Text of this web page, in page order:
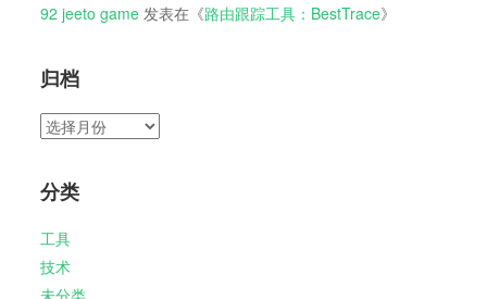
92 jeeto game发表在《路由跟踪工具：BestTrace》
归档
归
分类
工具
技术